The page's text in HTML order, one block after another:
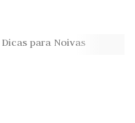
Dicas para Noivas